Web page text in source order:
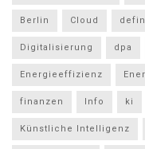
Berlin Cloud
Digitalisierung dpa
Energieeffizienz
finanzen Info ki
Künstliche Intelligenz